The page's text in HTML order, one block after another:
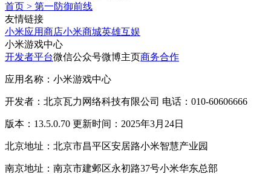
首页 > 第一防御前线
友情链接
小米应用商店小米商城英雄互娱
小米游戏中心
开发者平台微信公众号微博主页商务合作
应用名称：小米游戏中心
开发者：北京瓦力网络科技有限公司 电话：010-60606666
版本：13.5.0.70 更新时间：2025年3月24日
北京地址：北京市昌平区安居路小米智慧产业园
南京地址：南京市建邺区永初路37号小米华东总部